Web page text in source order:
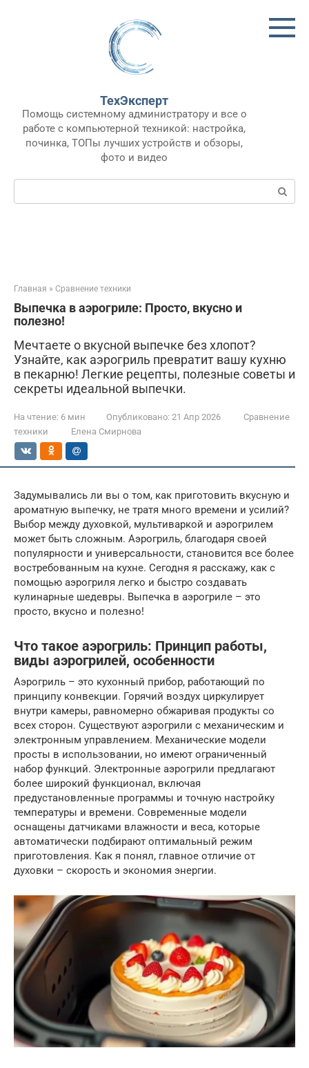
ТехЭксперт
Помощь системному администратору и все о
работе с компьютерной техникой: настройка,
починка, ТОПы лучших устройств и обзоры,
фото и видео
Поиск:
Главная » Сравнение техники
Выпечка в аэрогриле: Просто, вкусно и
полезно!
Мечтаете о вкусной выпечке без хлопот?
Узнайте, как аэрогриль превратит вашу кухню
в пекарню! Легкие рецепты, полезные советы и
секреты идеальной выпечки.
На чтение: 6 мин Опубликовано: 21 Апр 2026
Сравнение
техники
Елена Смирнова
Задумывались ли вы о том, как приготовить вкусную и
ароматную выпечку, не тратя много времени и усилий?
Выбор между духовкой, мультиваркой и аэрогрилем
может быть сложным. Аэрогриль, благодаря своей
популярности и универсальности, становится все более
востребованным на кухне. Сегодня я расскажу, как с
помощью аэрогриля легко и быстро создавать
кулинарные шедевры. Выпечка в аэрогриле – это
просто, вкусно и полезно!
Что такое аэрогриль: Принцип работы,
виды аэрогрилей, особенности
Аэрогриль – это кухонный прибор, работающий по
принципу конвекции. Горячий воздух циркулирует
внутри камеры, равномерно обжаривая продукты со
всех сторон. Существуют аэрогрили с механическим и
электронным управлением. Механические модели
просты в использовании, но имеют ограниченный
набор функций. Электронные аэрогрили предлагают
более широкий функционал, включая
предустановленные программы и точную настройку
температуры и времени. Современные модели
оснащены датчиками влажности и веса, которые
автоматически подбирают оптимальный режим
приготовления. Как я понял, главное отличие от
духовки – скорость и экономия энергии.